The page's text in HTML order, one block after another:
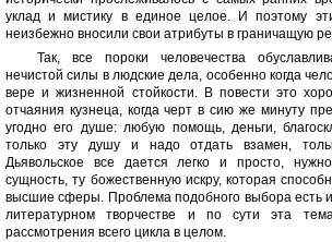
уклад и мистику в единое целое. И поэтому
неизбежно вносили свои атрибуты в граничащую
Так, все пороки человечества
нечистой силы в людские дела, особенно когда
вере и жизненной стойкости. В повести это
отчаяния кузнеца, когда черт в сию же минуту
угодно его душе: любую помощь, деньги,
только эту душу и надо отдать взамен,
Дьявольское все дается легко и просто,
сущность, ту божественную искру, которая
высшие сферы. Проблема подобного выбора есть
литературном творчестве и по сути эта
рассмотрения всего цикла в целом.